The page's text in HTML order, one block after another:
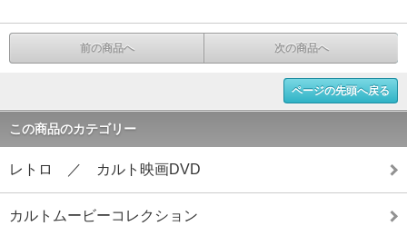
前の商品へ 次の商品へ
ページの先頭へ戻る
この商品のカテゴリー
レトロ ／ カルト映画DVD
カルトムービーコレクション